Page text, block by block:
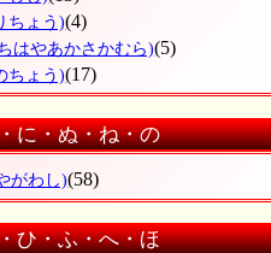
ちょう)(4)
はやあかさかむら)(5)
ちょう)(17)
に・ぬ・ね・の
がわし)(58)
ひ・ふ・へ・ほ